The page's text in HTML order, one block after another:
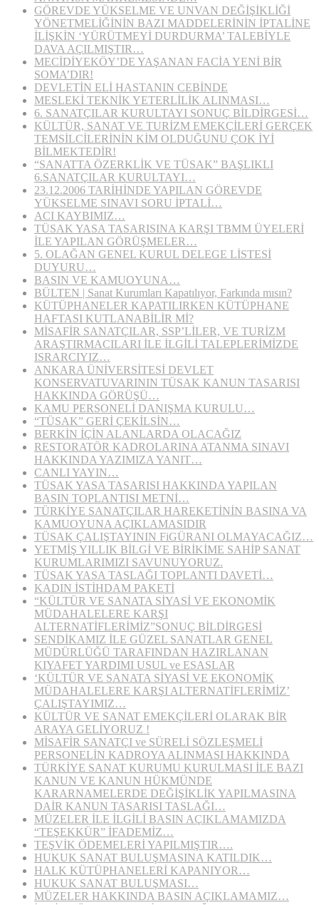
GÖREVDE YÜKSELME VE UNVAN DEĞİŞİKLİĞİ
YÖNETMELİĞİNİN BAZI MADDELERİNİN İPTALİNE
İLİŞKİN ‘YÜRÜTMEYİ DURDURMA’ TALEBİYLE
DAVA AÇILMIŞTIR…
MECİDİYEKÖY’DE YAŞANAN FACİA YENİ BİR
SOMA’DIR!
DEVLETİN ELİ HASTANIN CEBİNDE
MESLEKİ TEKNİK YETERLİLİK ALINMASI…
6. SANATÇILAR KURULTAYI SONUÇ BİLDİRGESİ…
KÜLTÜR, SANAT VE TURİZM EMEKÇİLERİ GERÇEK
TEMSİLCİLERİNİN KİM OLDUĞUNU ÇOK İYİ
BİLMEKTEDİR!
“SANATTA ÖZERKLİK VE TÜSAK” BAŞLIKLI
6.SANATÇILAR KURULTAYI…
23.12.2006 TARİHİNDE YAPILAN GÖREVDE
YÜKSELME SINAVI SORU İPTALİ…
ACI KAYBIMIZ…
TÜSAK YASA TASARISINA KARŞI TBMM ÜYELERİ
İLE YAPILAN GÖRÜŞMELER…
5. OLAĞAN GENEL KURUL DELEGE LİSTESİ
DUYURU…
BASIN VE KAMUOYUNA…
BÜLTEN | Sanat Kurumları Kapatılıyor, Farkında mısın?
KÜTÜPHANELER KAPATILIRKEN KÜTÜPHANE
HAFTASI KUTLANABİLİR Mİ?
MİSAFİR SANATÇILAR, SSP’LİLER, VE TURİZM
ARAŞTIRMACILARI İLE İLGİLİ TALEPLERİMİZDE
ISRARCIYIZ…
ANKARA ÜNİVERSİTESİ DEVLET
KONSERVATUVARININ TÜSAK KANUN TASARISI
HAKKINDA GÖRÜŞÜ…
KAMU PERSONELİ DANIŞMA KURULU…
“TÜSAK” GERİ ÇEKİLSİN…
BERKİN İÇİN ALANLARDA OLACAĞIZ
RESTORATÖR KADROLARINA ATANMA SINAVI
HAKKINDA YAZIMIZA YANIT…
CANLI YAYIN…
TÜSAK YASA TASARISI HAKKINDA YAPILAN
BASIN TOPLANTISI METNİ…
TÜRKİYE SANATÇILAR HAREKETİNİN BASINA VA
KAMUOYUNA AÇIKLAMASIDIR
TÜSAK ÇALIŞTAYININ FiGÜRANI OLMAYACAĞIZ…
YETMİŞ YILLIK BİLGİ VE BİRİKİME SAHİP SANAT
KURUMLARIMIZI SAVUNUYORUZ.
TÜSAK YASA TASLAĞI TOPLANTI DAVETİ…
KADIN İSTİHDAM PAKETİ
“KÜLTÜR VE SANATA SİYASİ VE EKONOMİK
MÜDAHALELERE KARŞI
ALTERNATİFLERİMİZ”SONUÇ BİLDİRGESİ
SENDİKAMIZ İLE GÜZEL SANATLAR GENEL
MÜDÜRLÜĞÜ TARAFINDAN HAZIRLANAN
KIYAFET YARDIMI USUL ve ESASLAR
‘KÜLTÜR VE SANATA SİYASİ VE EKONOMİK
MÜDAHALELERE KARŞI ALTERNATİFLERİMİZ’
ÇALIŞTAYIMIZ…
KÜLTÜR VE SANAT EMEKÇİLERİ OLARAK BİR
ARAYA GELİYORUZ !
MİSAFİR SANATÇI ve SÜRELİ SÖZLEŞMELİ
PERSONELİN KADROYA ALINMASI HAKKINDA
TÜRKİYE SANAT KURUMU KURULMASI İLE BAZI
KANUN VE KANUN HÜKMÜNDE
KARARNAMELERDE DEĞİŞİKLİK YAPILMASINA
DAİR KANUN TASARISI TASLAĞI…
MÜZELER İLE İLGİLİ BASIN AÇIKLAMAMIZDA
“TEŞEKKÜR” İFADEMİZ…
TEŞVİK ÖDEMELERİ YAPILMIŞTIR….
HUKUK SANAT BULUŞMASINA KATILDIK…
HALK KÜTÜPHANELERİ KAPANIYOR…
HUKUK SANAT BULUŞMASI…
MÜZELER HAKKINDA BASIN AÇIKLAMAMIZ…